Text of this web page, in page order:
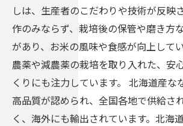
しは、生産者のこだわりや技術が反映
作のみならず、栽培後の保管や磨き方
があり、お米の風味や食感が向上して
農薬や減農薬の栽培を取り入れた、安
くりにも注力しています。 北海道産な
高品質が認められ、全国各地で供給さ
く、海外にも輸出されています。北海